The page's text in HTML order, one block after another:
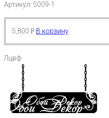
Артикул: 5009-1
5,800 Р В корзину
Лцвф